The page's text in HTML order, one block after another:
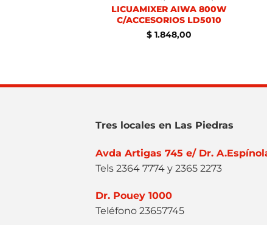
LICUAMIXER AIWA 800W
C/ACCESORIOS LD5010
$ 1.848,00
Tres locales en Las Piedras
Avda Artigas 745 e/ Dr.
Tels 2364 7774 y 2365 2273
Dr. Pouey 1000
Teléfono 23657745